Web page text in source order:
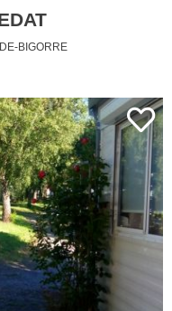
BIGORRE